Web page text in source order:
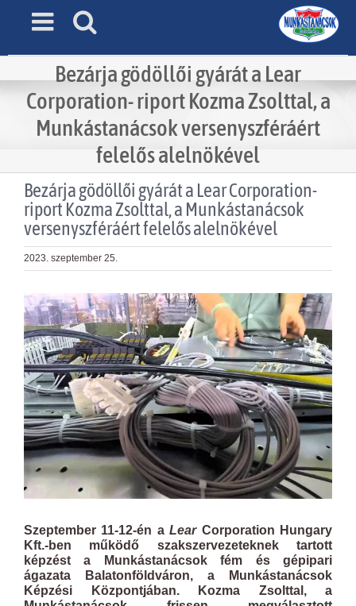
Bezárja gödöllői gyárát a Lear
Corporation- riport Kozma Zsolttal, a
Munkástanácsok versenyszféráért
felelős alelnökével
Bezárja gödöllői gyárát a Lear Corporation-
riport Kozma Zsolttal, a Munkástanácsok
versenyszféráért felelős alelnökével
2023. szeptember 25.
View
Larger
Image
Szeptember 11-12-én aLearCorporation Hungary
Kft.-ben működő szakszervezeteknek tartott
képzést a Munkástanácsok fém és gépipari
ágazata Balatonföldváron, a Munkástanácsok
Képzési Központjában. Kozma Zsolttal, a